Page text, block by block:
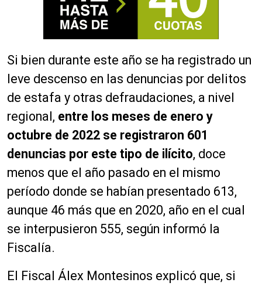
Si bien durante este año se ha registrado un
leve descenso en las denuncias por delitos
de estafa y otras defraudaciones, a nivel
regional, entre los meses de enero y
octubre de 2022 se registraron 601
denuncias por este tipo de ilícito, doce
menos que el año pasado en el mismo
período donde se habían presentado 613,
aunque 46 más que en 2020, año en el cual
se interpusieron 555, según informó la
Fiscalía.
El Fiscal Álex Montesinos explicó que, si